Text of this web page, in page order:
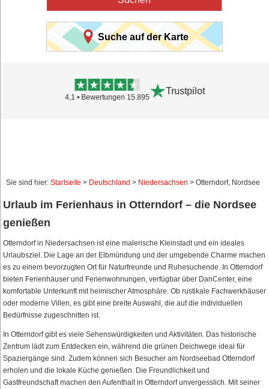
Suche auf der Karte
4,0
Sie sind hier: Startseite > Deutschland > Niedersachsen > Otterndorf, Nordsee
Urlaub im Ferienhaus in Otterndorf – die Nordsee
genießen
Otterndorf in Niedersachsen ist eine malerische Kleinstadt und ein ideales
Urlaubsziel. Die Lage an der Elbmündung und der umgebende Charme machen
es zu einem bevorzugten Ort für Naturfreunde und Ruhesuchende. In Otterndorf
bieten Ferienhäuser und Ferienwohnungen, verfügbar über DanCenter, eine
komfortable Unterkunft mit heimischer Atmosphäre. Ob rustikale Fachwerkhäuser
oder moderne Villen, es gibt eine breite Auswahl, die auf die individuellen
Bedürfnisse zugeschnitten ist.
In Otterndorf gibt es viele Sehenswürdigkeiten und Aktivitäten. Das historische
Zentrum lädt zum Entdecken ein, während die grünen Deichwege ideal für
Spaziergänge sind. Zudem können sich Besucher am Nordseebad Otterndorf
erholen und die lokale Küche genießen. Die Freundlichkeit und
Gastfreundschaft machen den Aufenthalt in Otterndorf unvergesslich. Mit seiner